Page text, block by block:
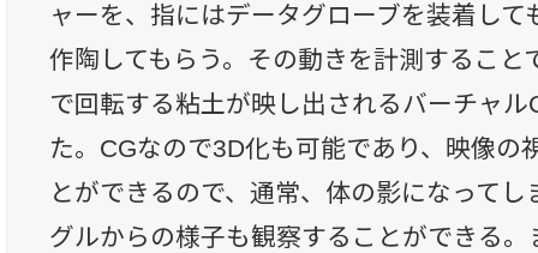
ャーを、指にはデータグローブを装着し
作陶してもらう。その動きを計測すること
で回転する粘土が映し出されるバーチャ
た。CGなので3D化も可能であり、映像の
とができるので、通常、体の影になって
グルからの様子も観察することができる